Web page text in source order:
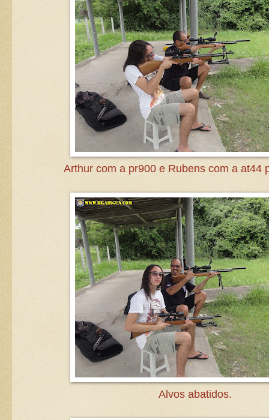
Arthur com a pr900 e Rubens com a at44
Alvos abatidos.